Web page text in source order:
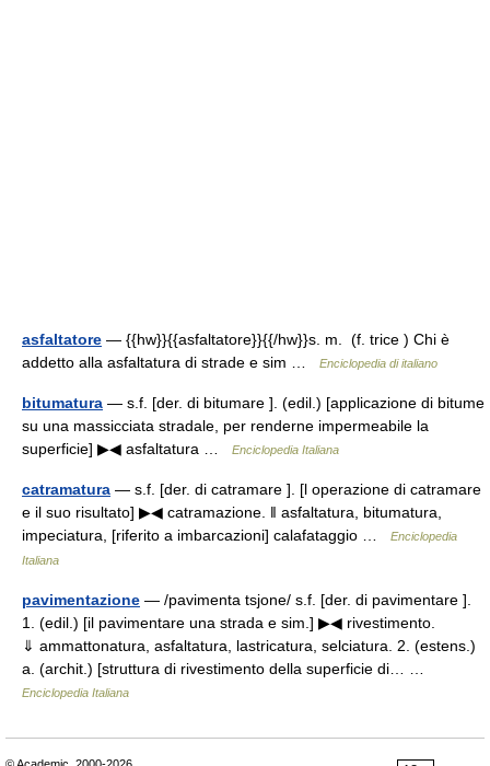
asfaltatore — {{hw}}{{asfaltatore}}{{/hw}}s. m. (f. trice ) Chi è
addetto alla asfaltatura di strade e sim …
Enciclopedia di italiano
bitumatura — s.f. [der. di bitumare ]. (edil.) [applicazione di bitume
su una massicciata stradale, per renderne impermeabile la
superficie] ▶◀ asfaltatura …
Enciclopedia Italiana
catramatura — s.f. [der. di catramare ]. [l operazione di catramare
e il suo risultato] ▶◀ catramazione. ‖ asfaltatura, bitumatura,
impeciatura, [riferito a imbarcazioni] calafataggio …
Enciclopedia
Italiana
pavimentazione — /pavimenta tsjone/ s.f. [der. di pavimentare ].
1. (edil.) [il pavimentare una strada e sim.] ▶◀ rivestimento.
⇓ ammattonatura, asfaltatura, lastricatura, selciatura. 2. (estens.)
a. (archit.) [struttura di rivestimento della superficie di… …
Enciclopedia Italiana